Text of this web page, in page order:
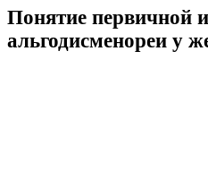
Понятие первичной
альгодисменореи у